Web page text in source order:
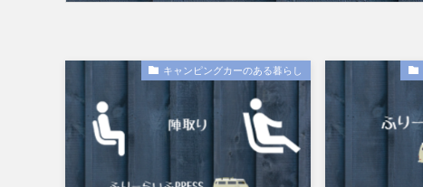
キャンピングカーのある暮らし